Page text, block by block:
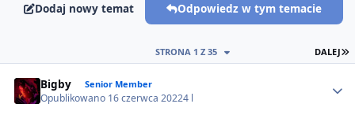
Dodaj nowy temat Odpowiedz w tym temacie
DALEJ
STRONA 1 Z 35
Bigby Senior Member
Opublikowano 16 czerwca 20224 l